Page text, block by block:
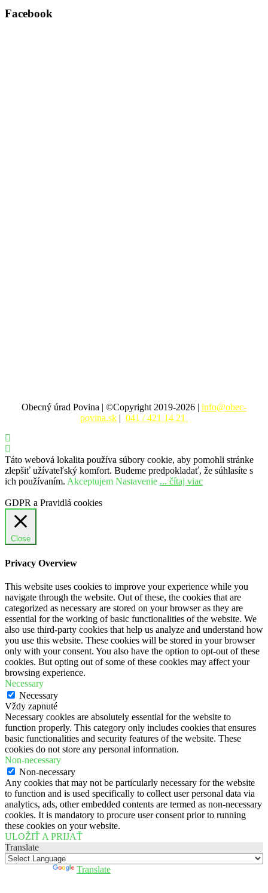
Facebook
Obecný úrad Povina | ©Copyright 2019-2026 | info@obec-
povina.sk | 041 / 421 14 21
Táto webová lokalita používa súbory cookie, aby pomohli stránke
zlepšiť užívateľský komfort. Budeme predpokladať, že súhlasíte s
ich používaním. Akceptujem Nastavenie ... čítaj viac
GDPR a Pravidlá cookies
Close
Privacy Overview
This website uses cookies to improve your experience while you
navigate through the website. Out of these, the cookies that are
categorized as necessary are stored on your browser as they are
essential for the working of basic functionalities of the website. We
also use third-party cookies that help us analyze and understand how
you use this website. These cookies will be stored in your browser
only with your consent. You also have the option to opt-out of these
cookies. But opting out of some of these cookies may affect your
browsing experience.
Necessary
Necessary
Vždy zapnuté
Necessary cookies are absolutely essential for the website to
function properly. This category only includes cookies that ensures
basic functionalities and security features of the website. These
cookies do not store any personal information.
Non-necessary
Non-necessary
Any cookies that may not be particularly necessary for the website
to function and is used specifically to collect user personal data via
analytics, ads, other embedded contents are termed as non-necessary
cookies. It is mandatory to procure user consent prior to running
these cookies on your website.
ULOŽIŤ A PRIJAŤ
Translate
Translate